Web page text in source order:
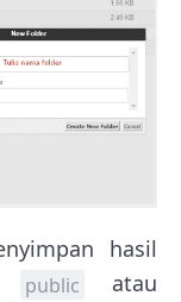
hasil
public atau